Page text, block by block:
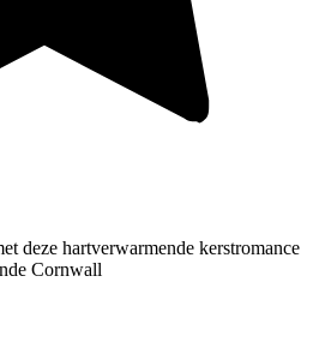
deze hartverwarmende kerstromance
Cornwall